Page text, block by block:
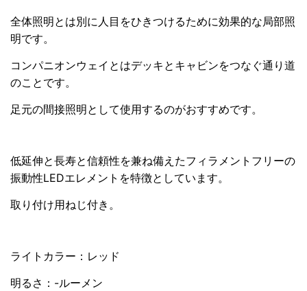
全体照明とは別に人目をひきつけるために効果的な局部照
明です。
コンパニオンウェイとはデッキとキャビンをつなぐ通り道
のことです。
足元の間接照明として使用するのがおすすめです。
低延伸と長寿と信頼性を兼ね備えたフィラメントフリーの
振動性LEDエレメントを特徴としています。
取り付け用ねじ付き。
ライトカラー：レッド
明るさ：-ルーメン